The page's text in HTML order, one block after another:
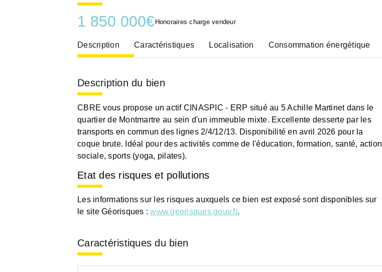
1 850 000€ Honoraires charge vendeur
Description Caractéristiques Localisation Consommation énergétique
Description du bien
CBRE vous propose un actif CINASPIC - ERP situé au 5 Achille Martinet dans le
quartier de Montmartre au sein d'un immeuble mixte. Excellente desserte par les
transports en commun des lignes 2/4/12/13. Disponibilité en avril 2026 pour la
coque brute. Idéal pour des activités comme de l'éducation, formation, santé, action
sociale, sports (yoga, pilates).
Etat des risques et pollutions
Les informations sur les risques auxquels ce bien est exposé sont disponibles sur
le site Géorisques :www.georisques.gouv.fr.
Caractéristiques du bien